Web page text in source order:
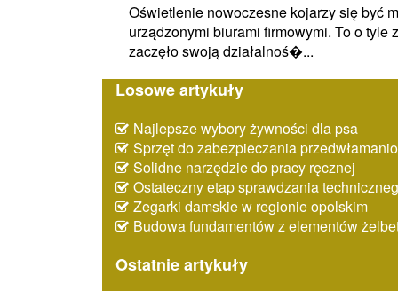
Oświetlenie nowoczesne kojarzy się być
urządzonymi biurami firmowymi. To o
zaczęło swoją działalnoś�...
Losowe artykuły
Najlepsze wybory żywności dla psa
Sprzęt do zabezpieczania
Solidne narzędzie do pracy ręcznej
Ostateczny etap sprawdzania
Zegarki damskie w regionie opolskim
Budowa fundamentów z elementów
Ostatnie artykuły